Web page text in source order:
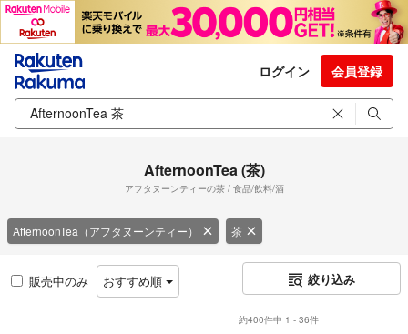
ログイン 会員登録
AfternoonTea (茶)
アフタヌーンティーの茶 / 食品/飲料/酒
AfternoonTea（アフタヌーンティー） 茶
販売中のみ おすすめ順 絞り込み
約400件中 1 - 36件